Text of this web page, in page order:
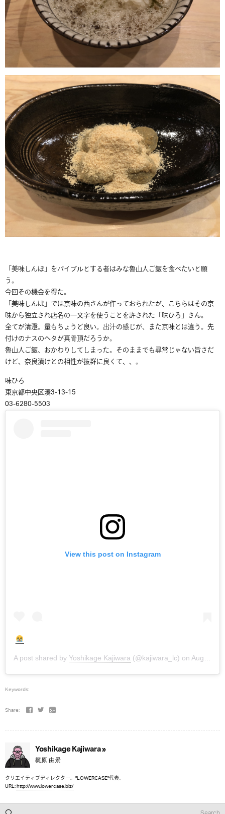
「美味しんぼ」をバイブルとする者はみな魯山人ご飯を食べたいと願
う。
今回その機会を得た。
「美味しんぼ」では京味の西さんが作っておられたが、こちらはその京
味から独立され店名の一文字を使うことを許された「味ひろ」さん。
全てが清澄。量もちょうど良い。出汁の感じが、また京味とは違う。先
付けのナスのヘタが真骨頂だろうか。
魯山人ご飯、おかわりしてしまった。そのままでも尋常じゃない旨さだ
けど、奈良漬けとの相性が抜群に良くて、、。
味ひろ
東京都中央区湊3-13-15
03-6280-5503
View this post on Instagram
A post shared by Yoshikage Kajiwara (@kajiwara_lc) on Aug 19, 2018 at 7:05am PDT
Keywords:
Share:
Yoshikage Kajiwara »
梶原 由景
クリエイティブディレクター。"LOWERCASE"代表。
URL:http://www.lowercase.biz/